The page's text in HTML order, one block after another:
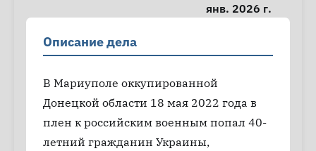
янв. 2026 г.
Описание дела
В Мариуполе оккупированной
Донецкой области 18 мая 2022 года в
плен к российским военным попал 40-
летний гражданин Украины,